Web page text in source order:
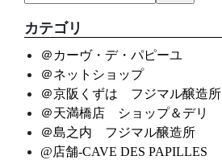
カテゴリ
＠カーヴ・デ・パピーユ
＠ネットショップ
＠京阪くずは フジマル醸造所
＠天満橋店 ショップ＆デリ
＠島之内 フジマル醸造所
@店舗-CAVE DES PAPILLES